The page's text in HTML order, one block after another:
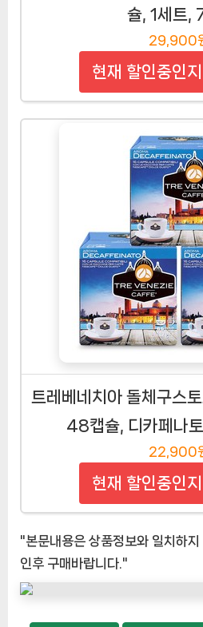
슐, 1세트,
29,900
현재 할인중인지
트레베네치아 돌체구스
48캡슐, 디카페나
22,900
현재 할인중인지
"본문내용은 상품정보와 일치하
인후 구매바랍니다."